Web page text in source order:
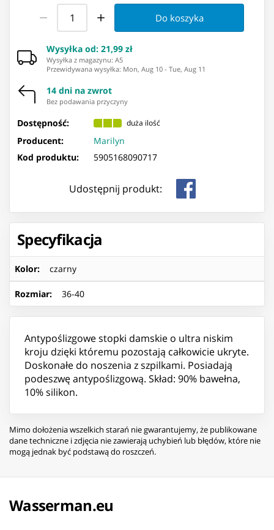
Do koszyka
Wysyłka od: 21,99 zł
Wysyłka z magazynu: ⁨A5⁩
Przewidywana wysyłka: Mon, Aug 10 - Tue, Aug 11
14 dni na zwrot
Bez podawania przyczyny
Dostępność: duża ilość
Producent:
Marilyn
Kod produktu:
5905168090717
Udostępnij produkt:
Specyfikacja
Kolor: czarny
Rozmiar: 36-40
Antypoślizgowe stopki damskie o ultra niskim
kroju dzięki któremu pozostają całkowicie ukryte.
Doskonałe do noszenia z szpilkami. Posiadają
podeszwę antypoślizgową. Skład: 90% bawełna,
10% silikon.
Mimo dołożenia wszelkich starań nie gwarantujemy, że publikowane
dane techniczne i zdjęcia nie zawierają uchybień lub błędów, które nie
mogą jednak być podstawą do roszczeń.
Wasserman.eu